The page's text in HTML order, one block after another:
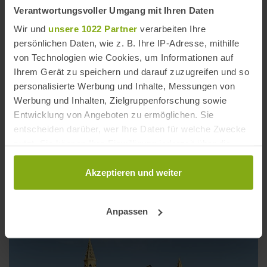
Verantwortungsvoller Umgang mit Ihren Daten
Wir und unsere 1022 Partner verarbeiten Ihre
persönlichen Daten, wie z. B. Ihre IP-Adresse, mithilfe
von Technologien wie Cookies, um Informationen auf
Ihrem Gerät zu speichern und darauf zuzugreifen und so
personalisierte Werbung und Inhalte, Messungen von
Werbung und Inhalten, Zielgruppenforschung sowie
Entwicklung von Angeboten zu ermöglichen. Sie
entscheiden darüber, wer Ihre Daten für welche Zwecke
Cookie-Erklärung oder durch Klicken auf das Privacy
Trigger Symbol ändern oder widerrufen
Informationen über Ihre geografische Lage
Ihr Gerät durch aktives Scannen nach
Akzeptieren und weiter
Anpassen
Playa Montijo / Costa de la Grajuela